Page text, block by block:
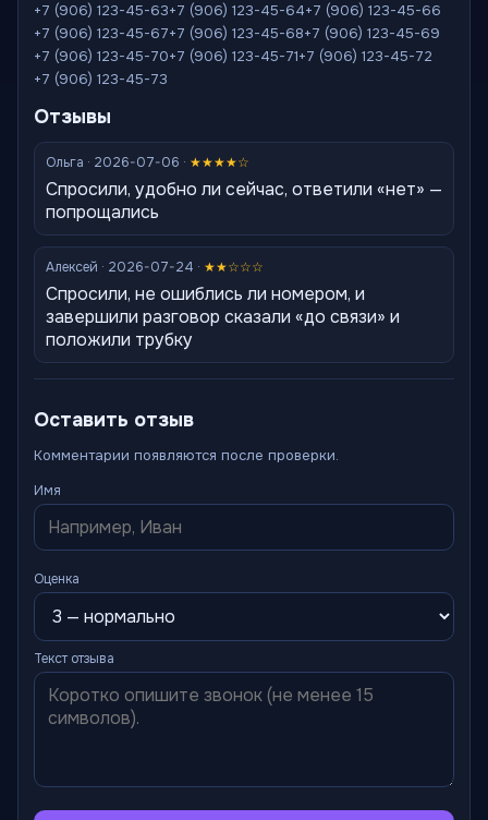
+7 (906) 123-45-63+7 (906) 123-45-64+7 (906) 123-45-66
+7 (906) 123-45-67+7 (906) 123-45-68+7 (906) 123-45-69
+7 (906) 123-45-70+7 (906) 123-45-71+7 (906) 123-45-72
+7 (906) 123-45-73
Отзывы
Ольга · 2026-07-06 · ★★★★☆
Спросили, удобно ли сейчас, ответили «нет» —
попрощались
Алексей · 2026-07-24 · ★★☆☆☆
Спросили, не ошиблись ли номером, и
завершили разговор сказали «до связи» и
положили трубку
Оставить отзыв
Комментарии появляются после проверки.
Имя
Оценка
Текст отзыва